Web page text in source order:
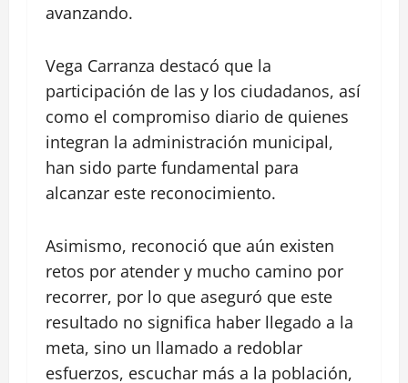
avanzando.
Vega Carranza destacó que la
participación de las y los ciudadanos, así
como el compromiso diario de quienes
integran la administración municipal,
han sido parte fundamental para
alcanzar este reconocimiento.
Asimismo, reconoció que aún existen
retos por atender y mucho camino por
recorrer, por lo que aseguró que este
resultado no significa haber llegado a la
meta, sino un llamado a redoblar
esfuerzos, escuchar más a la población,